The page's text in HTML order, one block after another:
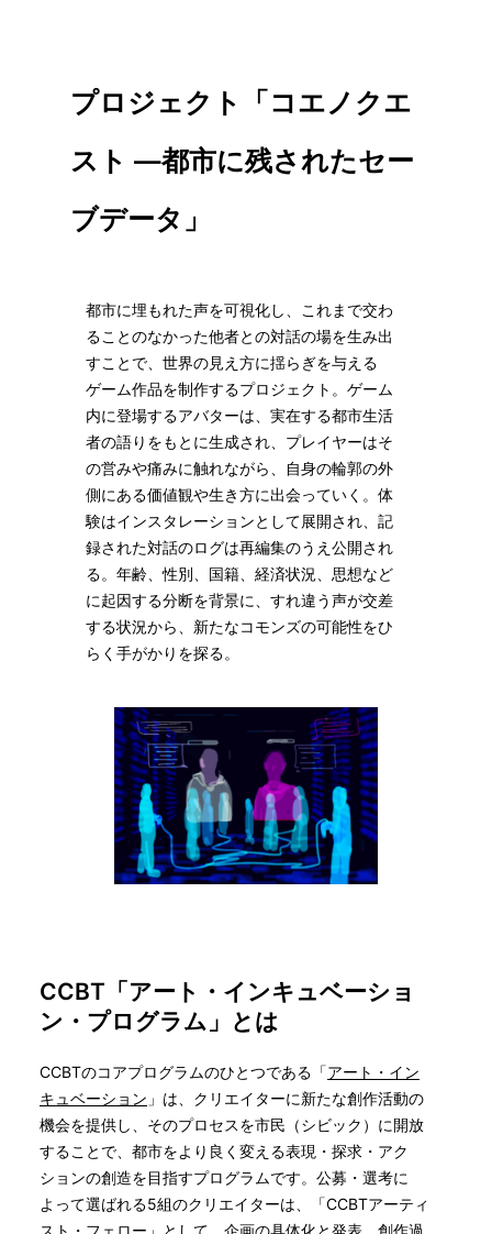
プロジェクト「コエノクエ
スト —都市に残されたセー
ブデータ 」
都市に埋もれた声を可視化し、これまで交わ
ることのなかった他者との対話の場を生み出
すことで、世界の見え方に揺らぎを与える
ゲーム作品を制作するプロジェクト。ゲーム
内に登場するアバターは、実在する都市生活
者の語りをもとに生成され、プレイヤーはそ
の営みや痛みに触れながら、自身の輪郭の外
側にある価値観や生き方に出会っていく。体
験はインスタレーションとして展開され、記
録された対話のログは再編集のうえ公開され
る。年齢、性別、国籍、経済状況、思想など
に起因する分断を背景に、すれ違う声が交差
する状況から、新たなコモンズの可能性をひ
らく手がかりを探る。
CCBT「アート・インキュベーショ
ン・プログラム」とは
CCBTのコアプログラムのひとつである「アート・イン
キュベーション 」は、クリエイターに新たな創作活動の
機会を提供し、そのプロセスを市民（シビック）に開放
することで、都市をより良く変える表現・探求・アク
ションの創造を目指すプログラムです。公募・選考に
よって選ばれる5組のクリエイターは、「CCBTアーティ